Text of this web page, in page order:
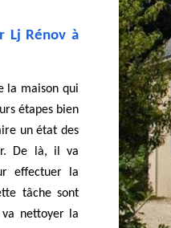
Lj Rénov à
la maison qui
étapes bien
un état des
De là, il va
effectuer la
tâche sont
nettoyer la